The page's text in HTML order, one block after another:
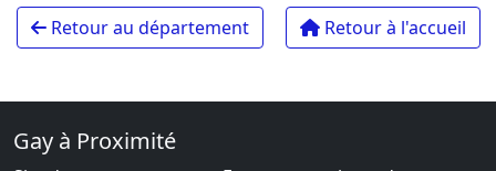
Retour au département Retour à l'accueil
Gay à Proximité